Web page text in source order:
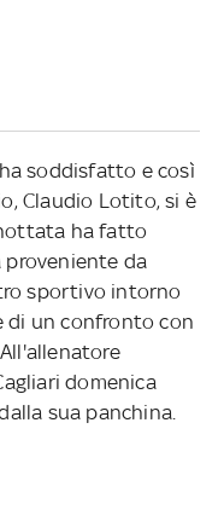
soddisfatto e così
Claudio Lotito, si è
ha fatto
da
sportivo intorno
di un confronto con
domenica
sua panchina.